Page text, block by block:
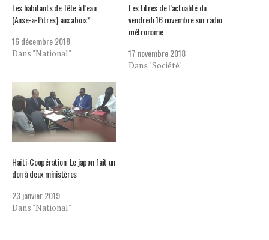
Les habitants de Tête à l’eau
(Anse-a-Pitres) aux abois*
16 décembre 2018
Dans "National"
Les titres de l’actualité du
vendredi 16 novembre sur radio
métronome
17 novembre 2018
Dans "Société"
Haïti-Coopération: Le japon fait un
don à deux ministères
23 janvier 2019
Dans "National"